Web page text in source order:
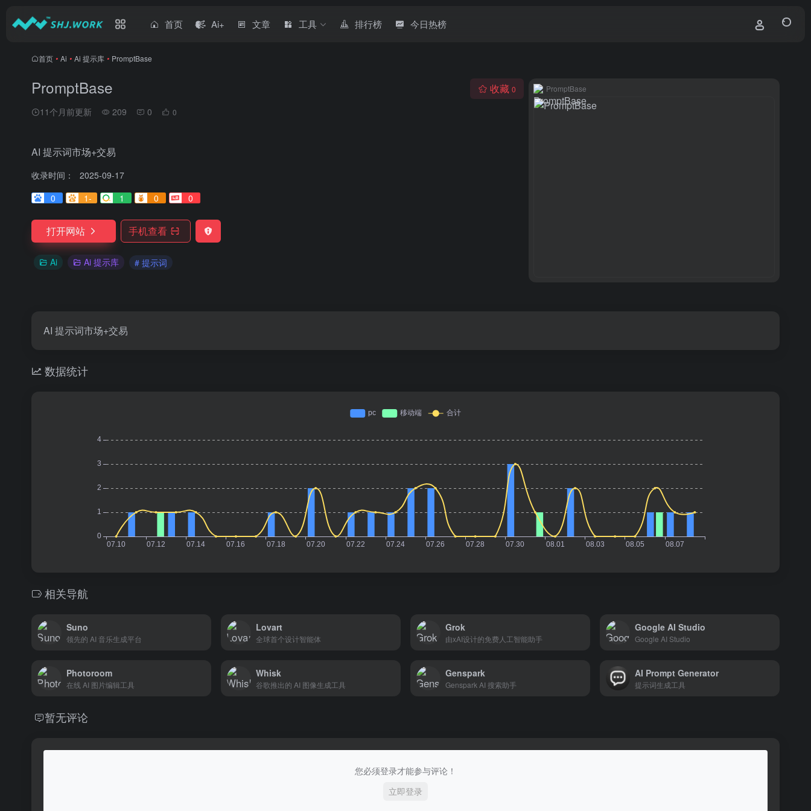
首页 Ai+ 文章 工具 排行榜 今日热榜
首页 • Ai • Ai 提示库 • PromptBase
PromptBase
11个月前更新 209 0 0
收藏 0
AI 提示词市场+交易
收录时间：
2025-09-17
0
1- 1 0 0
打开网站 手机查看
Ai Ai 提示库 # 提示词
PromptBase
AI 提示词市场+交易
数据统计
相关导航
Suno
领先的 AI 音乐生成平台
Lovart
全球首个设计智能体
Grok
由xAI设计的免费人工智能助手
Google AI Studio
Google AI Studio
Photoroom
在线 AI 图片编辑工具
Whisk
谷歌推出的 AI 图像生成工具
Genspark
Genspark AI 搜索助手
AI Prompt Generator
提示词生成工具
暂无评论
您必须登录才能参与评论！
立即登录